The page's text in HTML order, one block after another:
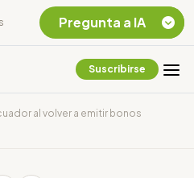
Suscribirse
al volver a emitir bonos
Pregunta a IA
Chevron Ecuador